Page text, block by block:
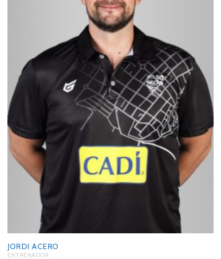
JORDI ACERO
ENTRENADOR